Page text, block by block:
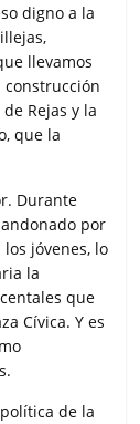
digno a la
llevamos
construcción
Rejas y la
que la
Durante
por
jóvenes, lo
la
que
Cívica. Y es
de la